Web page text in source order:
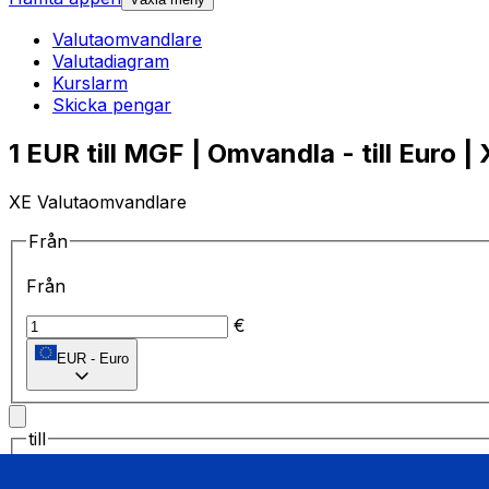
Valutaomvandlare
Valutadiagram
Kurslarm
Skicka pengar
1 EUR till MGF | Omvandla - till Euro |
XE Valutaomvandlare
Från
Från
€
EUR - Euro
till